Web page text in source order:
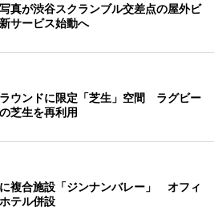
真が渋谷スクランブル交差点の屋外ビ
サービス始動へ
ウンドに限定「芝生」空間 ラグビー
芝生を再利用
複合施設「ジンナンバレー」 オフィ
テル併設